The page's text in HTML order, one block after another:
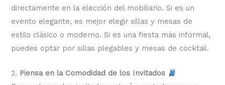
directamente en la elección del mobiliario. Si es un
evento elegante, es mejor elegir sillas y mesas de
estilo clásico o moderno. Si es una fiesta más informal,
puedes optar por sillas plegables y mesas de cocktail.
2. Piensa en la Comodidad de los Invitados